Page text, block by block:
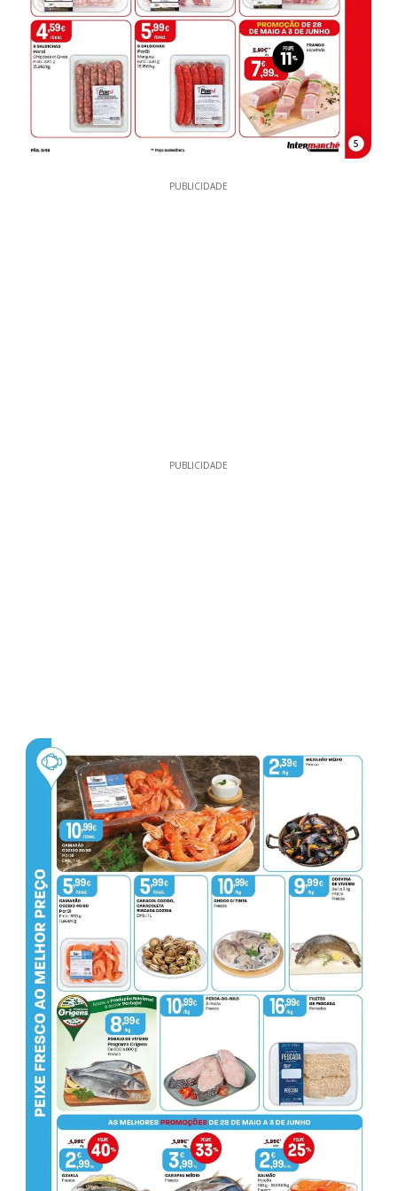
5
PUBLICIDADE
PUBLICIDADE